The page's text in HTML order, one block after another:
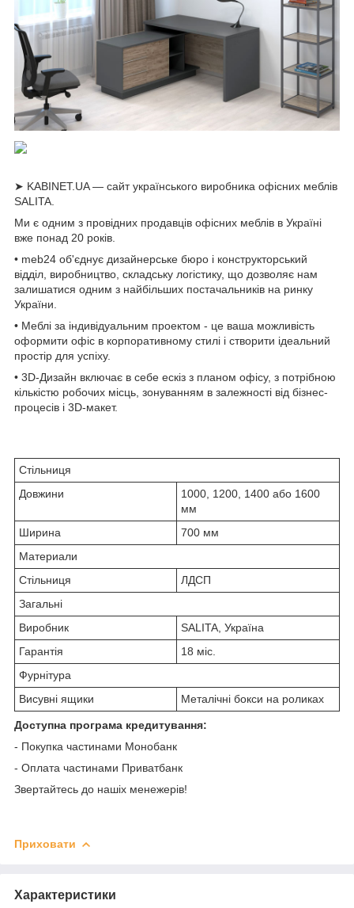
➤ KABINET.UA — сайт українського виробника офісних меблів
SALITA.
Ми є одним з провідних продавців офісних меблів в Україні
вже понад 20 років.
• meb24 об'єднує дизайнерське бюро і конструкторський
відділ, виробництво, складську логістику, що дозволяє нам
залишатися одним з найбільших постачальників на ринку
України.
• Меблі за індивідуальним проектом - це ваша можливість
оформити офіс в корпоративному стилі і створити ідеальний
простір для успіху.
• 3D-Дизайн включає в себе ескіз з планом офісу, з потрібною
кількістю робочих місць, зонуванням в залежності від бізнес-
процесів і 3D-макет.
Стільниця
Довжини
1000, 1200, 1400 або 1600
мм
Ширина
700 мм
Материали
Стільниця
ЛДСП
Загальні
Виробник
SALITA, Україна
Гарантія
18 міс.
Фурнітура
Висувні ящики
Металічні бокси на роликах
Доступна програма кредитування:
- Покупка частинами Монобанк
- Оплата частинами Приватбанк
Звертайтесь до нашіх менежерів!
Приховати
Характеристики